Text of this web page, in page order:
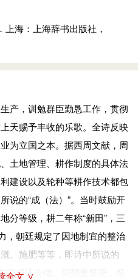
名，掘土用，若后世之锹。
世之锄。
）艾（yì）：铚，农具名，一
古代一种芟草的大剪刀。铚、
物。
颂．北京：中华书局，2015：
上海：上海辞书出版社，
海：上海辞书出版社，
，训勉群臣勤恳工作，贯彻
天赐予丰收的乐歌。全诗反映
为立国之本。据西周文献，周
土地管理、耕作制度的具体法
建设以及轮种等耕作技术都包
说的“成（法）”。当时鼓励开
分等级，耕二年称“新田”，三
，朝廷规定了因地制宜的整治
、施肥等等，即诗中所说的
的成法去做。周朝重祭祀，祭
全文 ∨